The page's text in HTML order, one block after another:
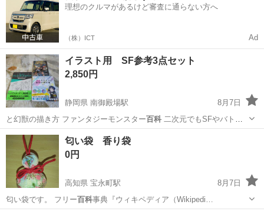
理想のクルマがあるけど審査に通らない方へ
（株）ICT Ad
イラスト用 SF参考3点セット
2,850円
静岡県 南御殿場駅
8月7日
と幻獣の描き方 ファンタジーモンスター百科二次元でもSFやバトル
系を描きたい…
静岡 御殿場市 南御殿場駅
匂い袋 香り袋
0円
高知県 宝永町駅
8月7日
匂い袋です。 フリー百科事典『ウィキペディア（Wikipedi…